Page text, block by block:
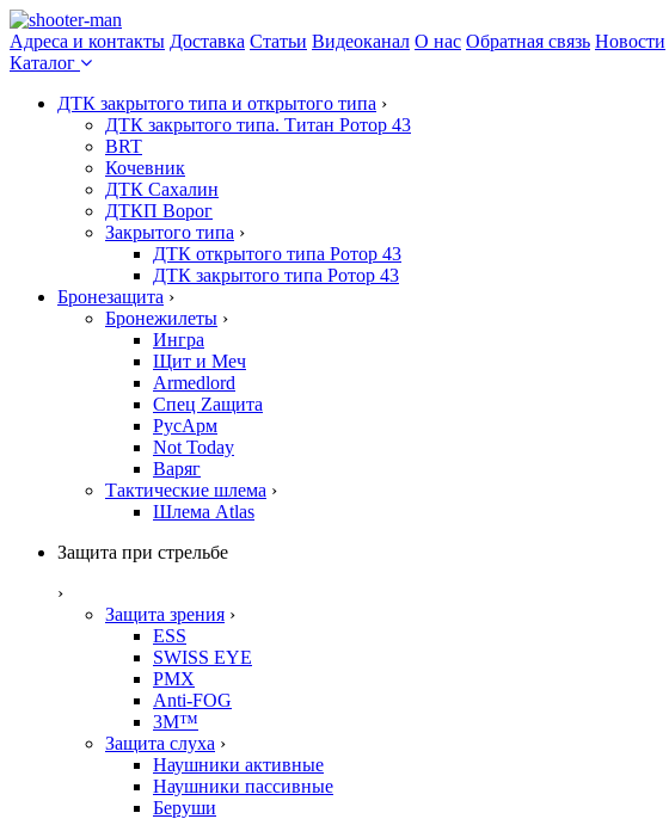
Адреса и контакты Доставка Статьи Видеоканал О нас Обратная связь Новости
Каталог
ДТК закрытого типа и открытого типа ›
ДТК закрытого типа. Титан Ротор 43
BRT
Кочевник
ДТК Сахалин
ДТКП Ворог
Закрытого типа ›
ДТК открытого типа Ротор 43
ДТК закрытого типа Ротор 43
Бронезащита ›
Бронежилеты ›
Ингра
Щит и Меч
Armedlord
Спец Zащита
РусАрм
Not Today
Варяг
Тактические шлема ›
Шлема Atlas
Защита при стрельбе
›
Защита зрения ›
ESS
SWISS EYE
PMX
Anti-FOG
3M™
Защита слуха ›
Наушники активные
Наушники пассивные
Беруши